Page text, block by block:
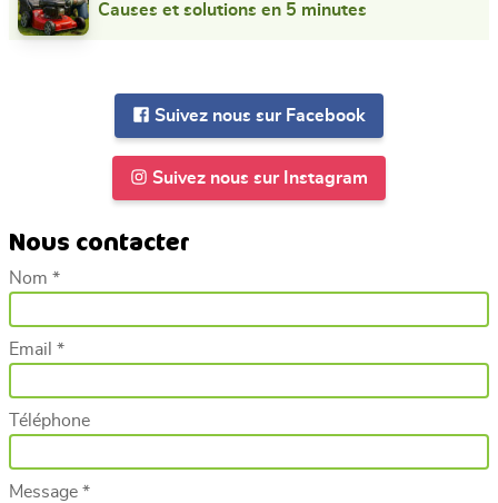
Causes et solutions en 5 minutes
Suivez nous sur Facebook
Suivez nous sur Instagram
Nous contacter
Nom *
Email *
Téléphone
Message *